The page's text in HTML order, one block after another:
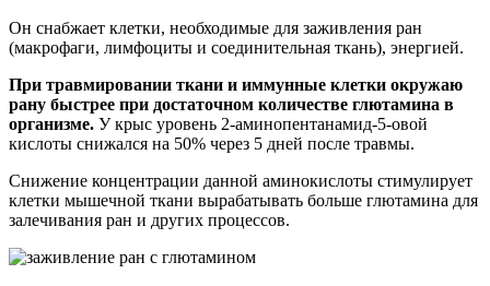
Он снабжает клетки, необходимые для заживления ран
(макрофаги, лимфоциты и соединительная ткань), энергией.
При травмировании ткани и иммунные клетки окружаю
рану быстрее при достаточном количестве глютамина в
организме. У крыс уровень 2-аминопентанамид-5-овой
кислоты снижался на 50% через 5 дней после травмы.
Снижение концентрации данной аминокислоты стимулирует
клетки мышечной ткани вырабатывать больше глютамина для
залечивания ран и других процессов.